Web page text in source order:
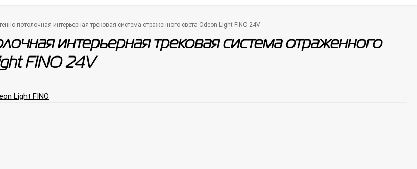
потолочная интерьерная трековая система отраженного света Odeon Light FINO 24V
интерьерная трековая система отраженного
FINO 24V
Light FINO